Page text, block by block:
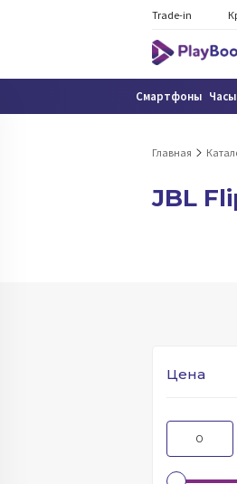
Trade-in
Смартфоны Часы
Главная
JBL
Цена